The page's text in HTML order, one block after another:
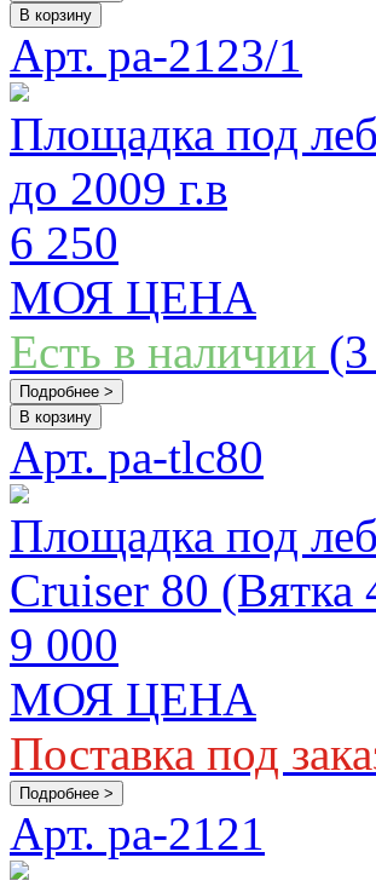
В корзину
Арт. pa-2123/1
Площадка под
до 2009 г.в
6 250
МОЯ ЦЕНА
Есть в наличии
Подробнее >
В корзину
Арт. pa-tlc80
Площадка под
Cruiser 80 (Вятка
9 000
МОЯ ЦЕНА
Поставка под
Подробнее >
Арт. pa-2121